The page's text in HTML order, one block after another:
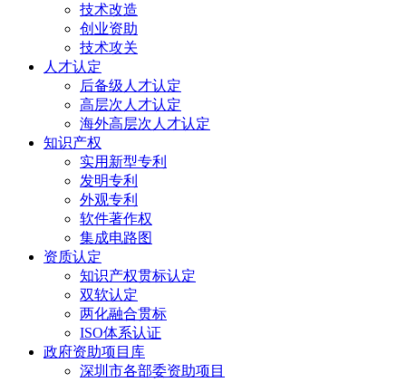
技术改造
创业资助
技术攻关
人才认定
后备级人才认定
高层次人才认定
海外高层次人才认定
知识产权
实用新型专利
发明专利
外观专利
软件著作权
集成电路图
资质认定
知识产权贯标认定
双软认定
两化融合贯标
ISO体系认证
政府资助项目库
深圳市各部委资助项目